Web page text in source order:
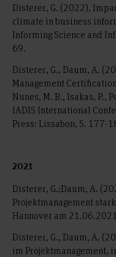
Disterer, G. (2022),
climate in business
Informing Science and
69.
Disterer, G., Daum, A.
Management
Nunes, M. B., Isakas, P.,
IADIS International
Press: Lissabon, S. 177-
2021
Disterer, G.;Daum, A.
Projektmanagement
Hannover am
Disterer, G., Daum, A.
im Projektmanagement,